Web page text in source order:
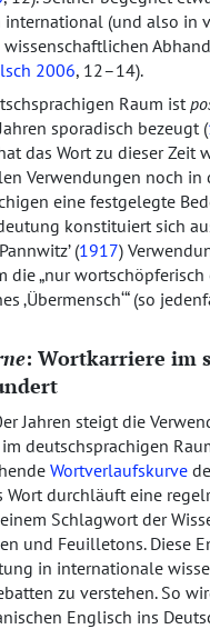
(und also in
wissenschaftlichen
2006, 12–14).
Raum ist
sporadisch bezeugt (
das Wort zu dieser Zeit
Verwendungen noch in
eine festgelegte
konstituiert sich
(1917)
die nur wortschöpferisch
Übermensch (so
: Wortkarriere im
Jahren steigt die
deutschsprachigen
Wortverlaufskurve
Wort durchläuft eine
Schlagwort der
und Feuilletons. Diese
in internationale
zu verstehen. So
Englisch ins